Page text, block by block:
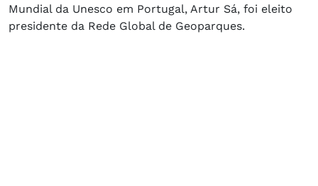
Mundial da Unesco em Portugal, Artur Sá, foi eleito
presidente da Rede Global de Geoparques.